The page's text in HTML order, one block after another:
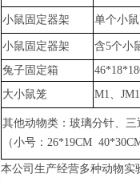
小鼠固定器架 单个小
小鼠固定器架 含5个小
兔子固定箱
大小鼠笼
M1、
其他动物类：玻璃分针、
（小号： 26*19CM
本公司生产经营多种动物